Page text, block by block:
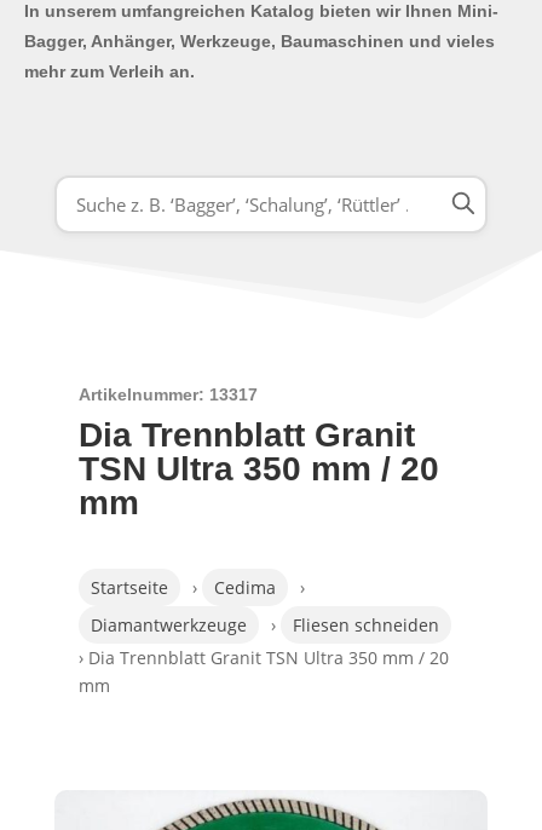
In unserem umfangreichen Katalog bieten wir Ihnen Mini-
Bagger, Anhänger, Werkzeuge, Baumaschinen und vieles
mehr zum Verleih an.
Artikelnummer: 13317
Dia Trennblatt Granit
TSN Ultra 350 mm / 20
mm
Startseite › Cedima
›
Diamantwerkzeuge
›
Fliesen schneiden
› Dia Trennblatt Granit TSN Ultra 350 mm / 20
mm